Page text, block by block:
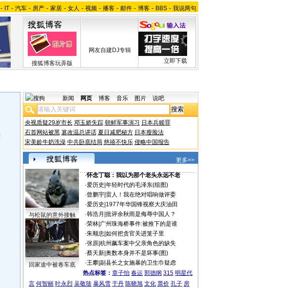
- IT - 汽车 - 房产 - 家居 - 女人 - 视频 - 播客 - 邮件 - 博客 - BBS - 我说两句
搜狐博客玩弄版
网友自建DJ专辑
立即下载
新闻 网页 博客 音乐 图片 说吧
央视质疑29岁市长 邓玉娇失踪 朝鲜军事演习 日本兵赎罪
石首网站被黑 篡改温总讲话 夏日减肥秘方 日本瘦脸法
宋美龄牛奶洗澡 中共卧底结局 慈禧不快乐 侵略中国报告
更多>>
与松鼠的意外接触
回家途中被卷车底
·怀念丁聪：我以为那个老头永远不老
·爱历史 年轻时代的毛泽东(组图)
·曾鹏宇| 雷人！我在绝对唱响做评委
·爱历史 1977年华国锋视察大庆油田
·韩浩月 批评余秋雨是侮辱中国人？
·荣林| 广州珠海桥事件:被推下的是谁
·朱顺忠 如何把贪官关进笼子里
·张原| 杭州飙车案中父亲角色的缺失
·蔡天新| 奥数本身并不是坏事(图)
·王攀| 副县长之女施暴的卫生巾疑虑
热点标签： 章子怡 春运 郭德纲 315 明星代
言 何智丽 叶永烈 吴敬琏 暴风雪 于丹 陈晓旭 文化 票价 孔子 房